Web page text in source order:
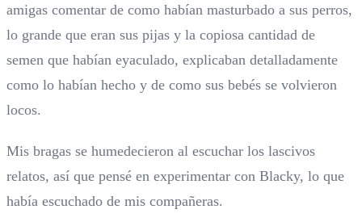
amigas comentar de como habían masturbado a sus perros,
lo grande que eran sus pijas y la copiosa cantidad de
semen que habían eyaculado, explicaban detalladamente
como lo habían hecho y de como sus bebés se volvieron
locos.
Mis bragas se humedecieron al escuchar los lascivos
relatos, así que pensé en experimentar con Blacky, lo que
había escuchado de mis compañeras.